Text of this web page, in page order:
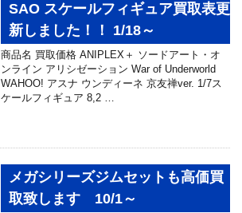
SAO スケールフィギュア買取表更
新しました！！ 1/18～
商品名 買取価格 ANIPLEX＋ ソードアート・オ
ンライン アリシゼーション War of Underworld
WAHOO! アスナ ウンディーネ 京友禅ver. 1/7ス
ケールフィギュア 8,2 …
メガシリーズジムセットも高価買
取致します 10/1～